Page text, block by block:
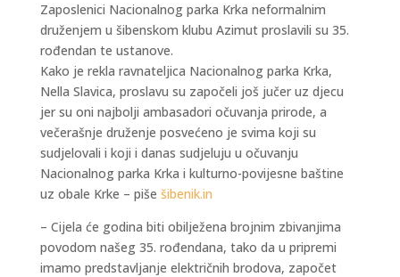
Zaposlenici Nacionalnog parka Krka neformalnim
druženjem u šibenskom klubu Azimut proslavili su 35.
rođendan te ustanove.
Kako je rekla ravnateljica Nacionalnog parka Krka,
Nella Slavica, proslavu su započeli još jučer uz djecu
jer su oni najbolji ambasadori očuvanja prirode, a
večerašnje druženje posvećeno je svima koji su
sudjelovali i koji i danas sudjeluju u očuvanju
Nacionalnog parka Krka i kulturno-povijesne baštine
uz obale Krke – piše šibenik.in
– Cijela će godina biti obilježena brojnim zbivanjima
povodom našeg 35. rođendana, tako da u pripremi
imamo predstavljanje električnih brodova, započet